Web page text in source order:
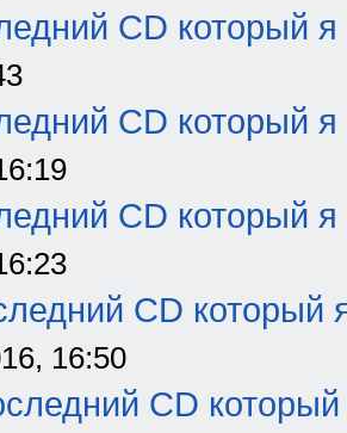
CD который я
CD который я
CD который я
CD который
16:50
CD который